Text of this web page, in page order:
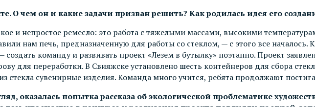
О чем он и какие задачи призван решить? Как родилась идея его
и непростое ремесло: это работа с тяжелыми массами, высокими
нам печь, предназначенную для работы со стеклом, — с этого все
команду и развивать проект «Лезем в бутылку» поэтапно. Проект
для переработки. В Свияжске установлено шесть контейнеров для сбора
стекла сувенирные изделия. Команда много учится, ребята продолжают
оказалась попытка рассказа об экологической проблематике